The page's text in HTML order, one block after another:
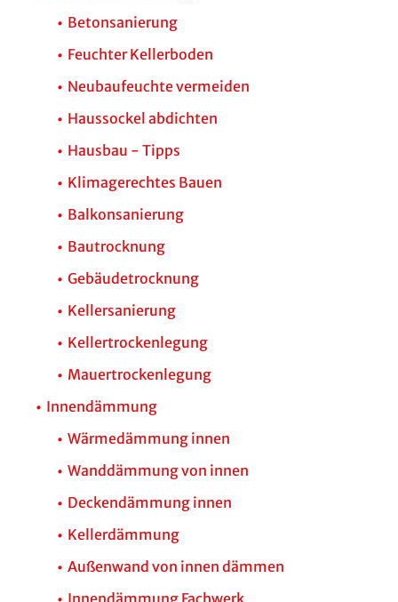
Betonsanierung
Feuchter Kellerboden
Neubaufeuchte vermeiden
Haussockel abdichten
Hausbau - Tipps
Klimagerechtes Bauen
Balkonsanierung
Bautrocknung
Gebäudetrocknung
Kellersanierung
Kellertrockenlegung
Mauertrockenlegung
Innendämmung
Wärmedämmung innen
Wanddämmung von innen
Deckendämmung innen
Kellerdämmung
Außenwand von innen dämmen
Innendämmung Fachwerk